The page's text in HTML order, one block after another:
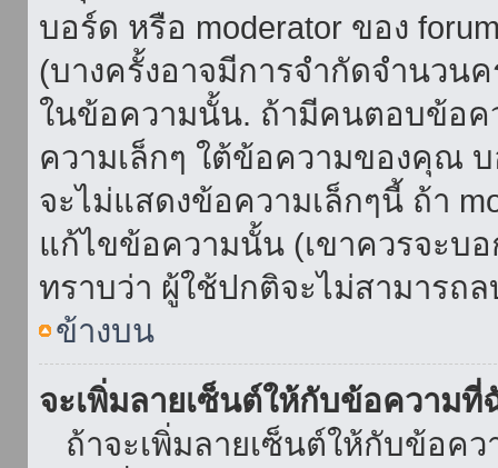
บอร์ด หรือ moderator ของ
(บางครั้งอาจมีการจำกัดจำนวน
ในข้อความนั้น. ถ้ามีคนตอบข้อ
ความเล็กๆ ใต้ข้อความของคุณ
จะไม่แสดงข้อความเล็กๆนี้ ถ้า
แก้ไขข้อความนั้น (เขาควรจะบ
ทราบว่า ผู้ใช้ปกติจะไม่สามารถ
ข้างบน
จะเพิ่มลายเซ็นต์ให้กับข้อความที่
ถ้าจะเพิ่มลายเซ็นต์ให้กับข้อค